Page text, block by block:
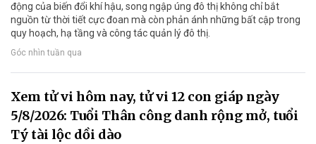
động của biến đổi khí hậu, song ngập úng đô thị không chỉ bắt
nguồn từ thời tiết cực đoan mà còn phản ánh những bất cập trong
quy hoạch, hạ tầng và công tác quản lý đô thị.
Góc nhìn tuần qua
Xem tử vi hôm nay, tử vi 12 con giáp ngày
5/8/2026: Tuổi Thân công danh rộng mở, tuổi
Tý tài lộc dồi dào